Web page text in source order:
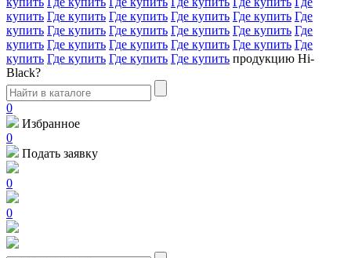
купить Где купить Где купить Где купить Где купить Где
купить Где купить Где купить Где купить Где купить Где
купить Где купить Где купить Где купить Где купить Где
купить Где купить Где купить Где купить продукцию Hi-
Black?
0
Избранное
0
Подать заявку
0
0